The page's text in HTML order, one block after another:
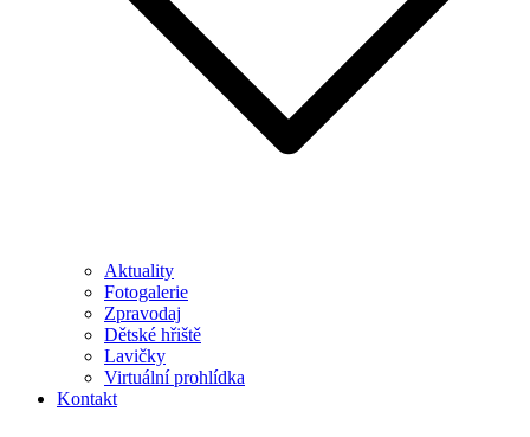
Aktuality
Fotogalerie
Zpravodaj
Dětské hřiště
Lavičky
Virtuální prohlídka
Kontakt